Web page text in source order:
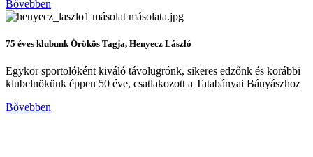
Bővebben
75 éves klubunk Örökös Tagja, Henyecz László
Egykor sportolóként kiváló távolugrónk, sikeres edzőnk és korábbi
klubelnökünk éppen 50 éve, csatlakozott a Tatabányai Bányászhoz
Bővebben